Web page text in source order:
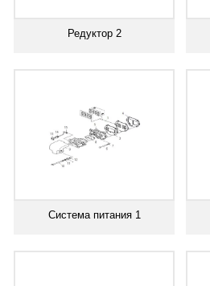
Редуктор 2
Система питания 1